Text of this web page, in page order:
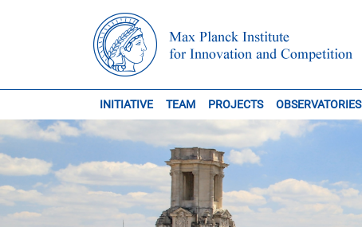
INITIATIVE TEAM PROJECTS OBSERVATORIES